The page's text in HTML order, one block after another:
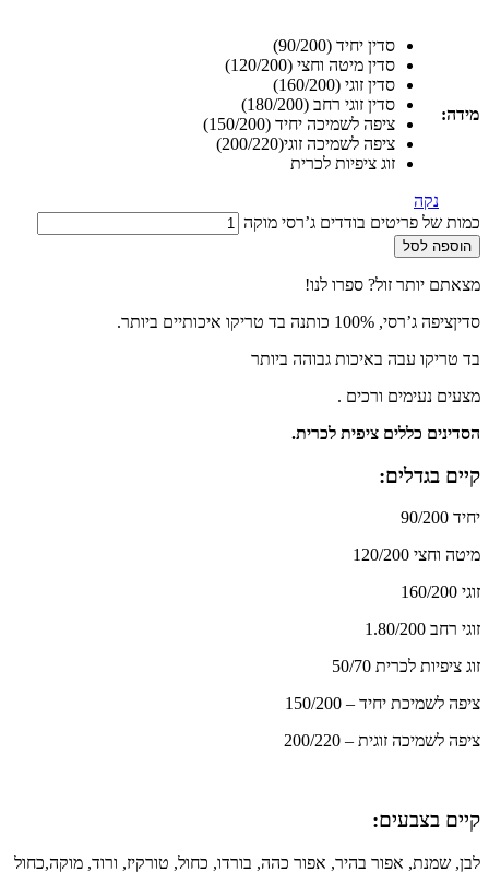
מידה:
סדין יחיד (90/200)
סדין מיטה וחצי (120/200)
סדין זוגי (160/200)
סדין זוגי רחב (180/200)
ציפה לשמיכה יחיד (150/200)
ציפה לשמיכה זוגי(200/220)
זוג ציפיות לכרית
נקה
כמות של פריטים בודדים ג’רסי מוקה
הוספה לסל
מצאתם יותר זול? ספרו לנו!
סדיןציפה ג’רסי, 100% כותנה בד טריקו איכותיים ביותר.
בד טריקו עבה באיכות גבוהה ביותר
מצעים נעימים ורכים .
הסדינים כללים ציפית לכרית.
קיים בגדלים:
יחיד 90/200
מיטה וחצי 120/200
זוגי 160/200
זוגי רחב 1.80/200
זוג ציפיות לכרית 50/70
ציפה לשמיכת יחיד – 150/200
ציפה לשמיכה זוגית – 200/220
קיים בצבעים:
לבן, שמנת, אפור בהיר, אפור כהה, בורדו, כחול, טורקיז, ורוד, מוקה,כחול